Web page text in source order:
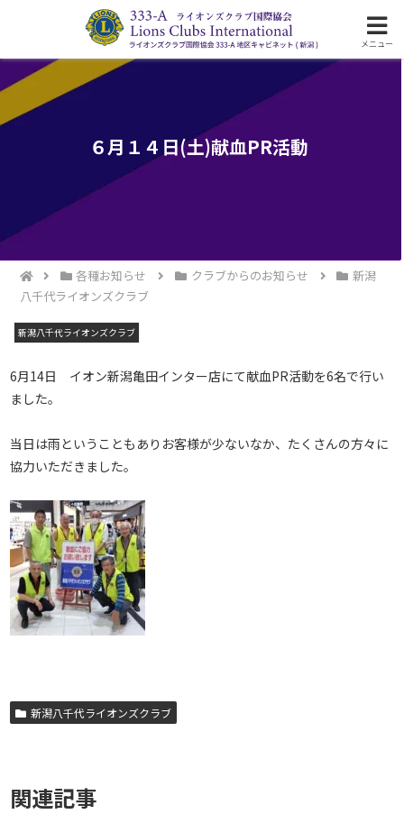
ライオンズクラブ国際協会333-A地区の活動
６月１４日(土)献血PR活動
各種お知らせ クラブからのお知らせ
新潟
八千代ライオンズクラブ
新潟八千代ライオンズクラブ
6月14日 イオン新潟亀田インター店にて献血PR活動を6名で行い
ました。
当日は雨ということもありお客様が少ないなか、たくさんの方々に
協力いただきました。
新潟八千代ライオンズクラブ
関連記事
メニュー